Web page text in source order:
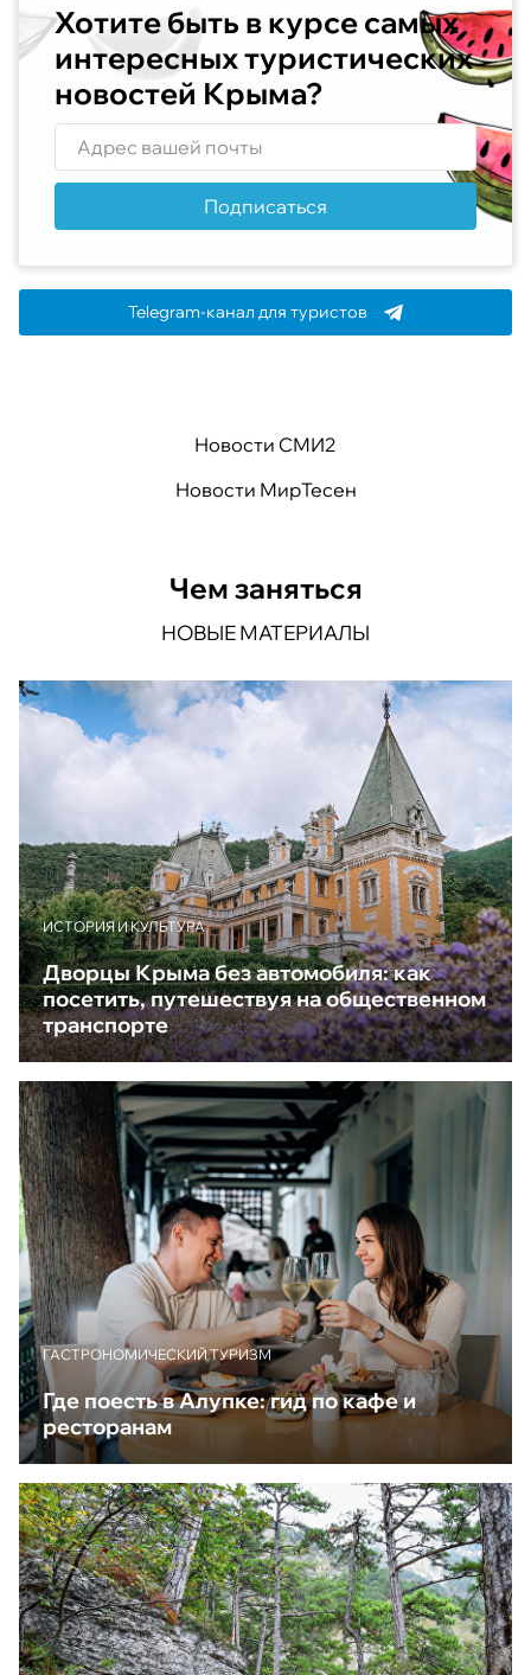
Хотите быть в курсе самых
интересных туристических
новостей Крыма?
Подписаться
Telegram-канал для туристов
Новости СМИ2
Новости МирТесен
Чем заняться
НОВЫЕ МАТЕРИАЛЫ
ИСТОРИЯ И КУЛЬТУРА
Дворцы Крыма без автомобиля: как
посетить, путешествуя на общественном
транспорте
ГАСТРОНОМИЧЕСКИЙ ТУРИЗМ
Где поесть в Алупке: гид по кафе и
ресторанам